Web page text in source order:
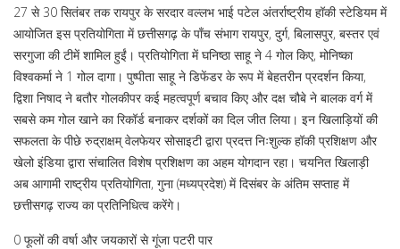
27 से 30 सितंबर तक रायपुर के सरदार वल्लभ भाई पटेल अंतर्राष्ट्रीय हॉकी स्टेडियम में
आयोजित इस प्रतियोगिता में छत्तीसगढ़ के पाँच संभाग रायपुर, दुर्ग, बिलासपुर, बस्तर एवं
सरगुजा की टीमें शामिल हुईं। प्रतियोगिता में घनिष्ठा साहू ने 4 गोल किए, मोनिष्का
विश्वकर्मा ने 1 गोल दागा। पुष्पीता साहू ने डिफेंडर के रूप में बेहतरीन प्रदर्शन किया,
द्विशा निषाद ने बतौर गोलकीपर कई महत्वपूर्ण बचाव किए और दक्ष चौबे ने बालक वर्ग में
सबसे कम गोल खाने का रिकॉर्ड बनाकर दर्शकों का दिल जीत लिया। इन खिलाड़ियों की
सफलता के पीछे रुद्राक्षम् वेलफेयर सोसाइटी द्वारा प्रदत्त निःशुल्क हॉकी प्रशिक्षण और
खेलो इंडिया द्वारा संचालित विशेष प्रशिक्षण का अहम योगदान रहा। चयनित खिलाड़ी
अब आगामी राष्ट्रीय प्रतियोगिता, गुना (मध्यप्रदेश) में दिसंबर के अंतिम सप्ताह में
छत्तीसगढ़ राज्य का प्रतिनिधित्व करेंगे।
0 फूलों की वर्षा और जयकारों से गूंजा पटरी पार